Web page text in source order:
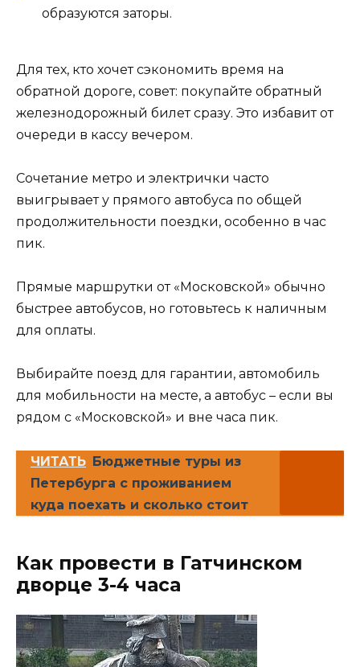
образуются заторы.
Для тех, кто хочет сэкономить время на
обратной дороге, совет: покупайте обратный
железнодорожный билет сразу. Это избавит от
очереди в кассу вечером.
Сочетание метро и электрички часто
выигрывает у прямого автобуса по общей
продолжительности поездки, особенно в час
пик.
Прямые маршрутки от «Московской» обычно
быстрее автобусов, но готовьтесь к наличным
для оплаты.
Выбирайте поезд для гарантии, автомобиль
для мобильности на месте, а автобус – если вы
рядом с «Московской» и вне часа пик.
ЧИТАТЬ Бюджетные туры из
Петербурга с проживанием
куда поехать и сколько стоит
Как провести в Гатчинском
дворце 3-4 часа